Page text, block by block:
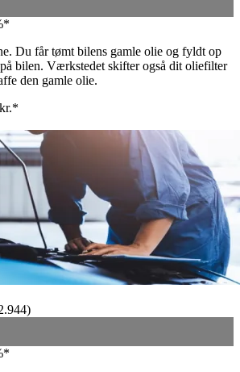
Du får tømt bilens gamle olie og fyldt op
på bilen. Værkstedet skifter også dit oliefilter
den gamle olie.
)